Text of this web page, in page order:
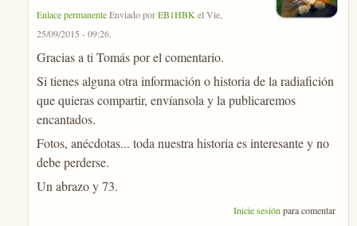
Enlace permanenteEnviado porEB1HBK elVie,
25/09/2015 - 09:26.
Gracias a ti Tomás por el comentario.
Si tienes alguna otra información o historia de la radiafición
que quieras compartir, envíansola y la publicaremos
encantados.
Fotos, anécdotas... toda nuestra historia es interesante y no
debe perderse.
Un abrazo y 73.
Inicie sesión para comentar